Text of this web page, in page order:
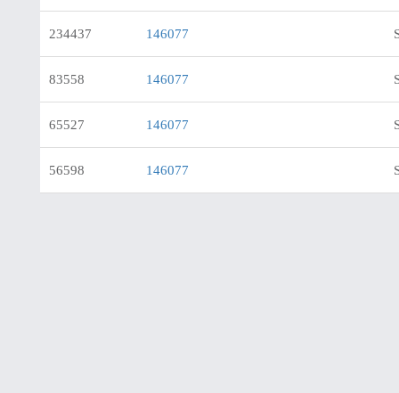
234437 146077
83558 146077
65527 146077
56598 146077